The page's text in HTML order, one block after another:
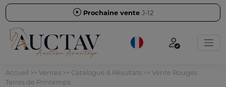
Prochaine vente J-12
Accueil >> Ventes>> Catalogue & Résultats>> Vente Rouges
Terres de Printemps